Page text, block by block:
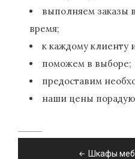
выполняем заказы
время;
к каждому клиенту
поможем в выборе;
предоставим
наши цены
Шкафы